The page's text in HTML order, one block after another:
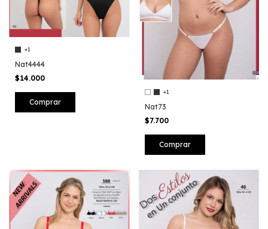
+1
Nat4444
$14.000
Comprar
+1
Nat73
$7.700
Comprar